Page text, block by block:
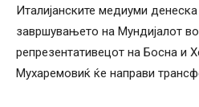
Италијанските медиуми
завршувањето на Мундијалот
репрезентативецот на Босна и
Мухаремовиќ ќе направи